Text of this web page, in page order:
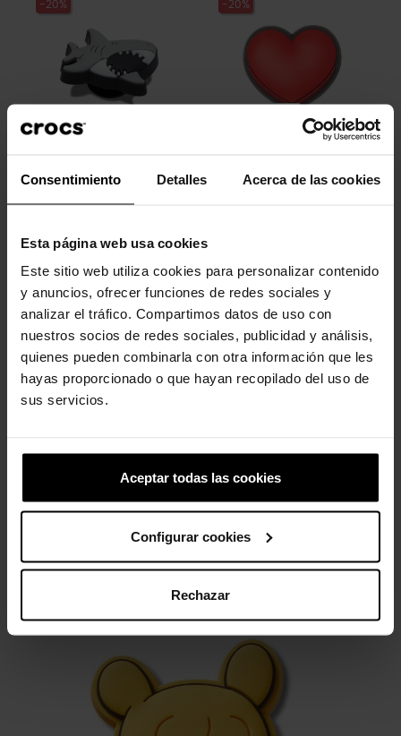
Consentimiento Detalles Acerca de las cookies
Esta página web usa cookies
Este sitio web utiliza cookies para personalizar contenido
y anuncios, ofrecer funciones de redes sociales y
analizar el tráfico. Compartimos datos de uso con
nuestros socios de redes sociales, publicidad y análisis,
quienes pueden combinarla con otra información que les
hayas proporcionado o que hayan recopilado del uso de
sus servicios.
Aceptar todas las cookies
Configurar cookies
Rechazar
-20% -20%
4,99 € 3,99 € 44,90 € 35,92 €